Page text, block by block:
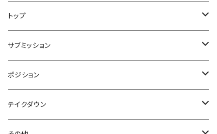
須藤拓真
稲葉洋人
中村剛士
ジエゴエンリケ
クラス
ドリル
スパーリング
クローズド
ベーシック
ラバー
ハーフ
ノーマル
ニーシールドハーフ
オープン
片襟片袖
デラヒーバ
シッティング
シッティング
トップ
ガード解除orガードブレイク
vs(各ガード名称)
パスガード
トレアドール
クロスグリップ
バックテイク
ベリンボロ
サブミッション
極め技
ヒールフック
フットロック
絞め技
三角絞め
ポジション
ポジション(エスケープ含む)
マウント
テイクダウン